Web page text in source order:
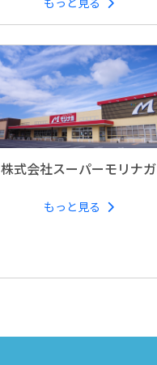
株式会社スーパーモリナガ
もっと見る